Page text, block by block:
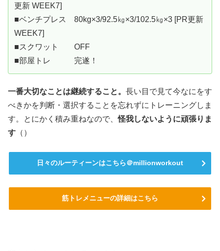
更新 WEEK7]
■ベンチプレス 80kg×3/92.5㎏×3/102.5㎏×3 [PR更新
WEEK7]
■スクワット OFF
■部屋トレ 完遂！
一番大切なことは継続すること。 長い目で見て今なにをす
べきかを判断・選択することを忘れずにトレーニングしま
す。とにかく積み重ねなので、怪我しないように頑張りま
す （）
日々のルーティーンはこちら＠millionworkout
筋トレメニューの詳細はこちら